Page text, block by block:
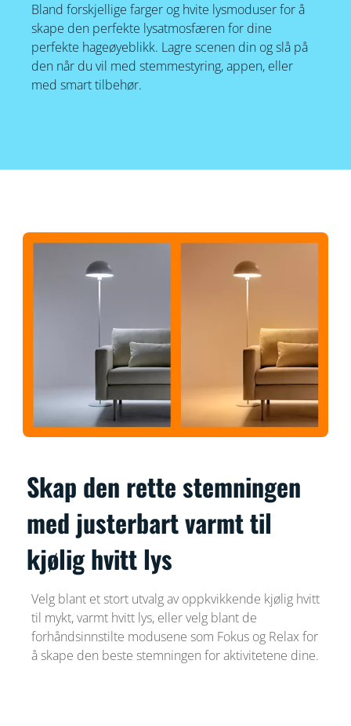
Bland forskjellige farger og hvite lysmoduser for å
skape den perfekte lysatmosfæren for dine
perfekte hageøyeblikk. Lagre scenen din og slå på
den når du vil med stemmestyring, appen, eller
med smart tilbehør.
Skap den rette stemningen
med justerbart varmt til
kjølig hvitt lys
Velg blant et stort utvalg av oppkvikkende kjølig hvitt
til mykt, varmt hvitt lys, eller velg blant de
forhåndsinnstilte modusene som Fokus og Relax for
å skape den beste stemningen for aktivitetene dine.